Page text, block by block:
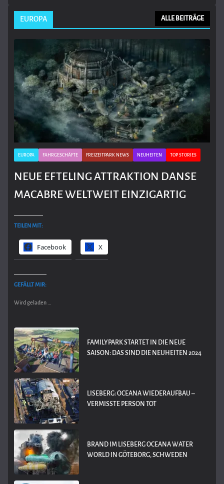
EUROPA ALLE BEITRÄGE
EUROPA FAHRGESCHÄFTE FREIZEITPARK NEWS NEUHEITEN TOP STORIES
NEUE EFTELING ATTRAKTION DANSE
MACABRE WELTWEIT EINZIGARTIG
TEILEN MIT:
Facebook X
GEFÄLLT MIR:
Wird geladen …
FAMILYPARK STARTET IN DIE NEUE
SAISON: DAS SIND DIE NEUHEITEN 2024
LISEBERG: OCEANA WIEDERAUFBAU –
VERMISSTE PERSON TOT
BRAND IM LISEBERG OCEANA WATER
WORLD IN GÖTEBORG, SCHWEDEN